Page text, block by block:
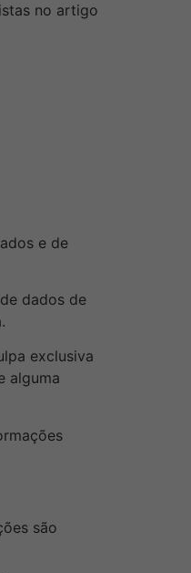
no artigo
e de
dados de
exclusiva
alguma
são